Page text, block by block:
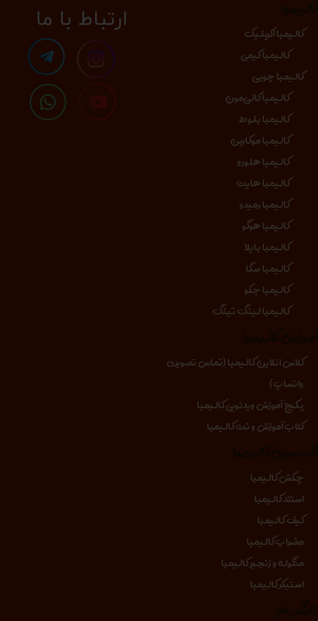
​​​ارتباط با ما
کالیمبا اکریلیک
کالیمبا کیمی
کالیمبا چوبی
کالیمبا کالی‌مون
کالیمبا بلوط
کالیمبا موکارین
کالیمبا هلورو
کالیمبا هایت
کالیمبا رمیدو
کالیمبا هوگو
کالیمبا بایلا
کالیمبا سگا
کالیمبا جکو
کالیمبا لینگ تینگ
کلاس انلاین کالیمبا (تماس تصویری
واتساپ)
پکیج آموزش ویدئویی کالیمبا
کتاب آموزش و نت کالیمبا
چکش کالیمبا
استند کالیمبا
کیف کالیمبا
مضراب کالیمبا
منگوله و زنجیر کالیمبا
استیکر کالیمبا